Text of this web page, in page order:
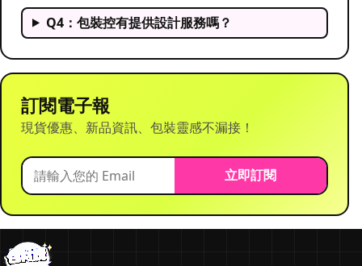
Q4：包裝控有提供設計服務嗎？
訂閱電子報
現貨優惠、新品資訊、包裝靈感不漏接！
立即訂閱